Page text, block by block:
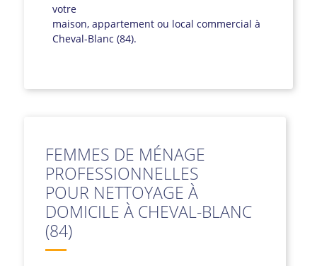
votre
maison, appartement ou local commercial à
Cheval-Blanc (84).
FEMMES DE MÉNAGE
PROFESSIONNELLES
POUR NETTOYAGE À
DOMICILE À CHEVAL-BLANC
(84)